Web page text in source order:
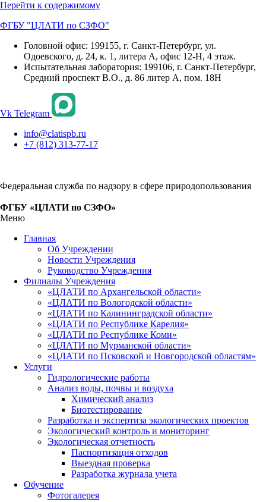
Перейти к содержимому
ФГБУ "ЦЛАТИ по СЗФО"
Головной офис: 199155, г. Санкт-Петербург, ул.
Одоевского, д. 24, к. 1, литера А, офис 12-Н, 4 этаж.
Испытательная лаборатория: 199106, г. Санкт-Петербург,
Средний проспект В.О., д. 86 литер А, пом. 18Н
Vk Telegram
info@clatispb.ru
+7 (812) 313-77-17
Федеральная служба по надзору в сфере природопользования
ФГБУ «ЦЛАТИ по СЗФО»
Меню
Главная
Об Учреждении
Новости Учреждения
Руководство Учреждения
Филиалы Учреждения
«ЦЛАТИ по Архангельской области»
«ЦЛАТИ по Вологодской области»
«ЦЛАТИ по Калининградской области»
«ЦЛАТИ по Республике Карелия»
«ЦЛАТИ по Республике Коми»
«ЦЛАТИ по Мурманской области»
«ЦЛАТИ по Псковской и Новгородской областям»
Услуги
Гидрологические работы
Анализ воды, почвы и воздуха
Химический анализ
Биотестирование
Разработка и экспертиза экологических проектов
Экологический контроль и мониторинг
Экологическая отчетность
Паспортизация отходов
Выездная проверка
Разработка журнала учета
Обучение
Фотогалерея